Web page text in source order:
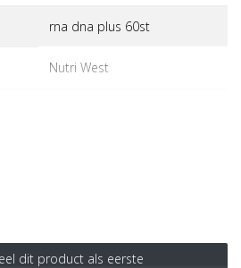
rna dna plus 60st
nutri west
dit product als eerste